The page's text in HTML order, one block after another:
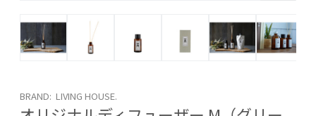
BRAND: LIVING HOUSE.